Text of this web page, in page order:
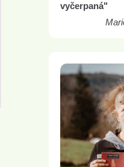
vyčerpaná"